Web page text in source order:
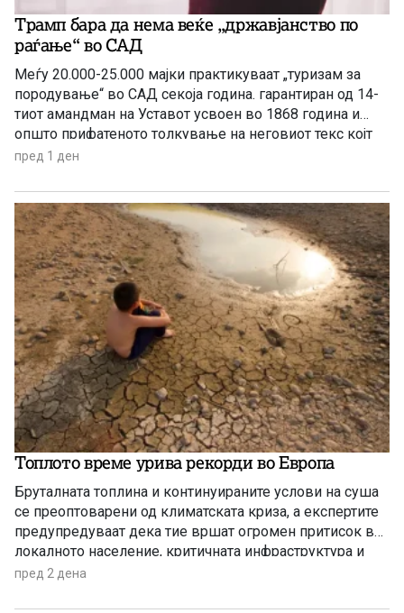
Трамп бара да нема веќе „државјанство по
раѓање“ во САД
Меѓу 20.000-25.000 мајки практикуваат „туризам за
породување“ во САД секоја година. гарантиран од 14-
тиот амандман на Уставот усвоен во 1868 година и
општо прифатеното толкување на неговиот текс којт
гарантира државјанство на речиси секој роден во САД
пред 1 ден
Топлото време урива рекорди во Европа
Бруталната топлина и континуираните услови на суша
се преоптоварени од климатската криза, а експертите
предупредуваат дека тие вршат огромен притисок врз
локалното население, критичната инфраструктура и
дивиот свет низ целиот регион.
пред 2 дена